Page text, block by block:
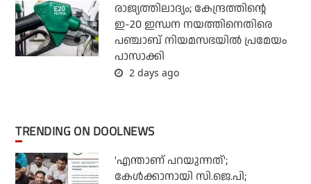
രാജ്യത്തിലാദ്യം; കേന്ദ്രത്തിന്റെ
ഇ-20 ഇന്ധന നയത്തിനെതിരെ
പഞ്ചാബ് നിയമസഭയില്‍ പ്രമേയം
പാസാക്കി
2 days ago
TRENDING ON DOOLNEWS
'എന്താണ് പറയുന്നത്';
കേള്‍ക്കാനായി സി.ജെ.പി;